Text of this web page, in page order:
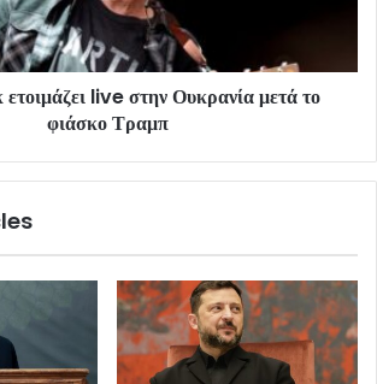
live στην Ουκρανία μετά το
φιάσκο Τραμπ